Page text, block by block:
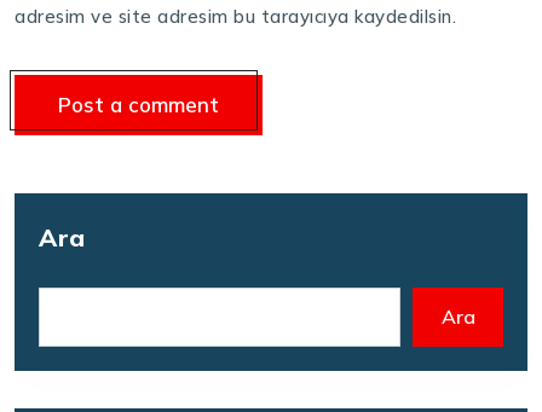
adresim ve site adresim bu tarayıcıya kaydedilsin.
Ara
Ara